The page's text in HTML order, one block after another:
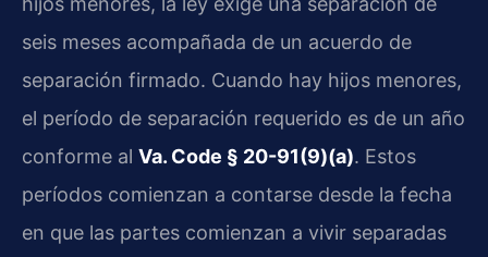
seis meses acompañada de un acuerdo de
separación firmado. Cuando hay hijos menores,
el período de separación requerido es de un año
conforme al Va. Code § 20-91(9)(a). Estos
períodos comienzan a contarse desde la fecha
en que las partes comienzan a vivir separadas